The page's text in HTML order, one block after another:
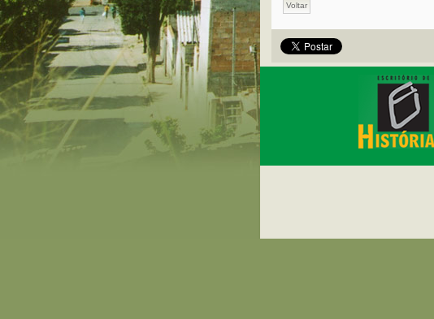
Voltar